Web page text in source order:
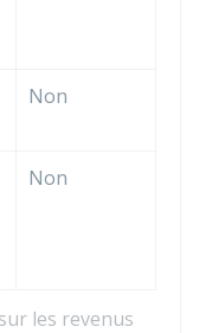
les revenus
Non
Non